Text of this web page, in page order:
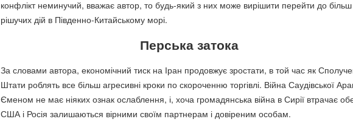
конфлікт неминучий, вважає автор, то будь-який з них може вирішити перейти до більш
рішучих дій в Південно-Китайському морі.
Перська затока
За словами автора, економічний тиск на Іран продовжує зростати, в той час як
Штати роблять все більш агресивні кроки по скороченню торгівлі. Війна Саудівської
Єменом не має ніяких ознак ослаблення, і, хоча громадянська війна в Сирії втрачає
США і Росія залишаються вірними своїм партнерам і довіреним особам.